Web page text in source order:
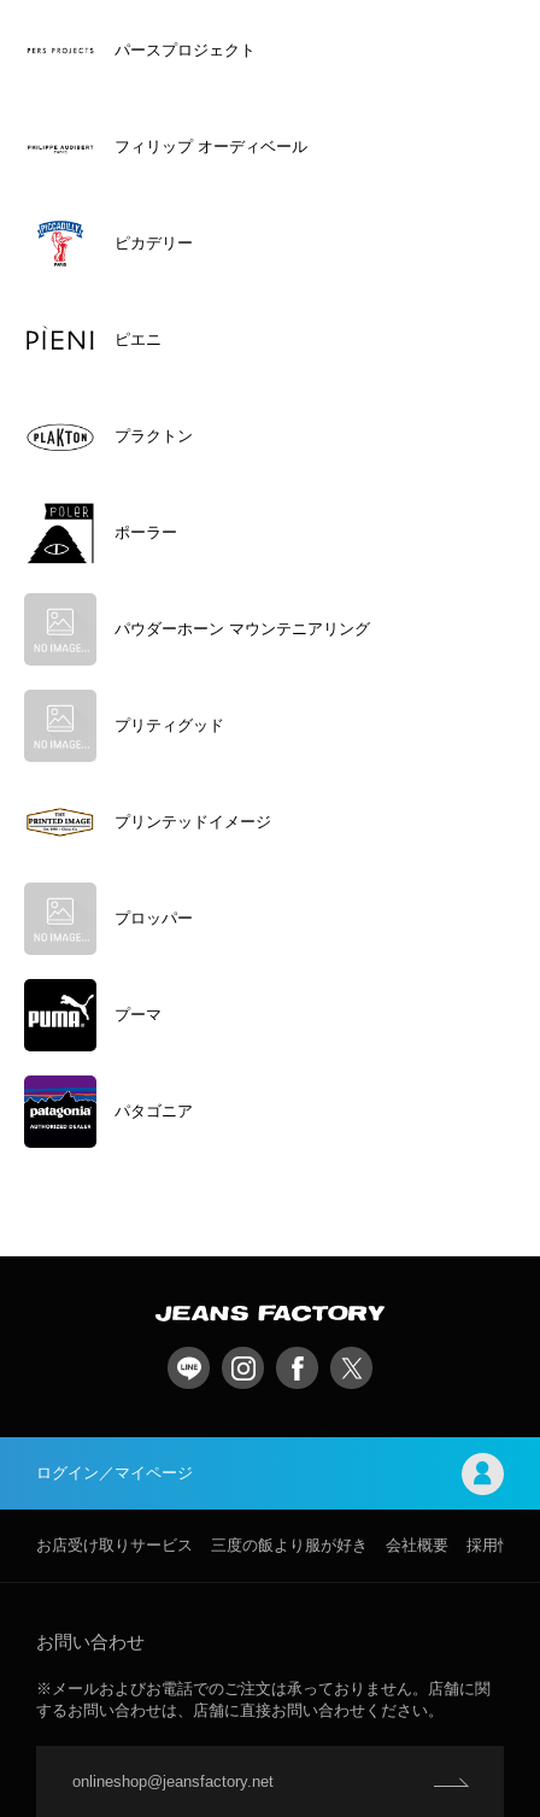
パースプロジェクト
フィリップ オーディベール
ピカデリー
ピエニ
プラクトン
ポーラー
パウダーホーン マウンテニアリング
プリティグッド
プリンテッドイメージ
プロッパー
プーマ
パタゴニア
ログイン／マイページ
お店受け取りサービス 三度の飯より服が好き 会社概要 採用情報
お問い合わせ
※メールおよびお電話でのご注文は承っておりません。店舗に関
するお問い合わせは、店舗に直接お問い合わせください。
onlineshop@jeansfactory.net